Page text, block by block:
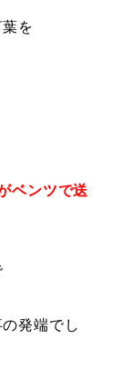
を
ベンツで送
発端でし